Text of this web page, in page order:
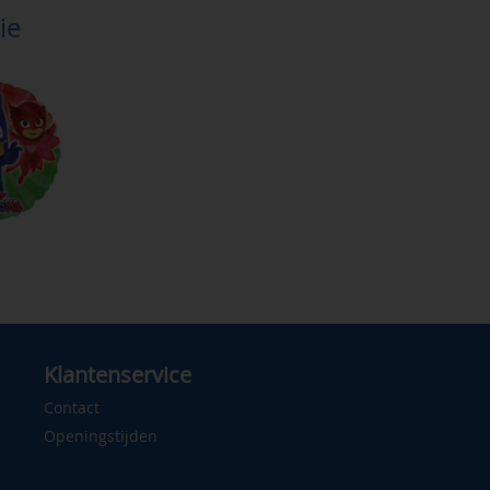
Klantenservice
Contact
Openingstijden